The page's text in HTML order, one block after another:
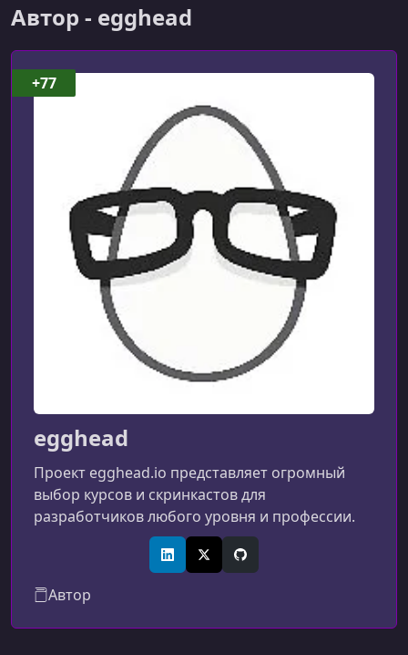
Автор - egghead
egghead
Проект egghead.io представляет огромный
выбор курсов и скринкастов для
разработчиков любого уровня и профессии.
LinkedInX (Twitter)GitHub
Автор
+77